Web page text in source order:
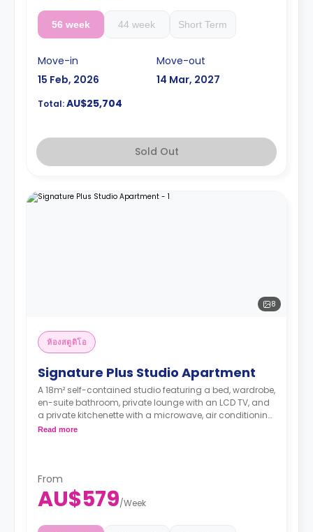
56 week 44 week Short Term
Move-in
15 Feb, 2026
Move-out
14 Mar, 2027
Total:AU$25,704
Sold Out
8
ห้องสตูดิโอ
Signature Plus Studio Apartment
A 18m² self-contained studio featuring a bed, wardrobe,
en-suite bathroom, private lounge with an LCD TV, and
a private kitchenette with a microwave, air conditioning,
and a larger dining and study area.
Read more
From
AU$579/Week